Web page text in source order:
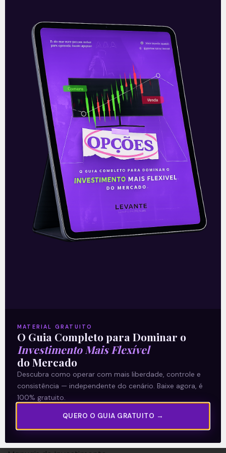
Log-In recebe proposta de
OPA da MSC
A Log-In (LOGN3), companhia de
cabotagem brasileira, atualmente
controlada pelo fundo Alaska, recebeu
uma proposta de uma OPA do braço de
logística da famosa empresa
Leia mais
16/09/2021
Sobre nós
Termos e Condições
Política de Privacidade
Explore
Artigos
MATERIAL GRATUITO
O Guia Completo para Dominar o
Investimento Mais Flexível
do Mercado
Descubra como operar com mais liberdade, controle e
consistência — independente do cenário. Baixe agora, é
100% gratuito.
QUERO O GUIA GRATUITO →